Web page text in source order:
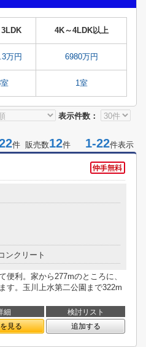
4K～4LDK以上
万円 6980万円
1室
表示件数：
件 販売数12件 1-22件表示
ンクリート
利。家から277mのところに、
す。玉川上水第二公園まで322m
細
検討リスト
見る 追加する